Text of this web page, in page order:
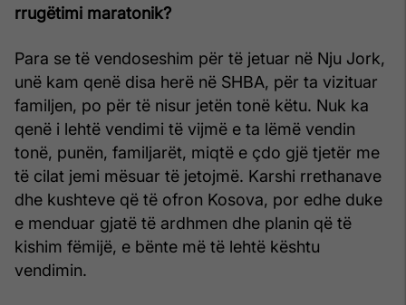
rrugëtimi maratonik?
Para se të vendoseshim për të jetuar në Nju Jork,
unë kam qenë disa herë në SHBA, për ta vizituar
familjen, po për të nisur jetën tonë këtu. Nuk ka
qenë i lehtë vendimi të vijmë e ta lëmë vendin
tonë, punën, familjarët, miqtë e çdo gjë tjetër me
të cilat jemi mësuar të jetojmë. Karshi rrethanave
dhe kushteve që të ofron Kosova, por edhe duke
e menduar gjatë të ardhmen dhe planin që të
kishim fëmijë, e bënte më të lehtë kështu
vendimin.